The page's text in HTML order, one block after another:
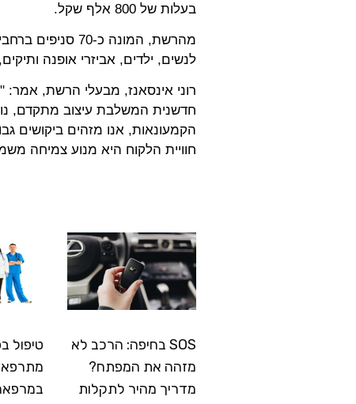
בעלות של 800 אלף שקל.
מהרשת, המונה כ-
לנשים, ילדים, אביזרי אופנה
רוני אינסאנז, מבעלי הרשת, אמר:
חדשנית המשלבת עיצוב מתקדם,
הקמעונאות, אנו מזהים ביקושים
חוויית הלקוח היא מנוע צמיחה
SOS בחיפה: הרכב לא
מזהה את המפתח?
מדריך מהיר לתקלות
טיפול